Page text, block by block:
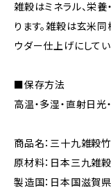
雑穀はミネラル、栄
ります。雑穀は玄米
ウダー仕上げにして
■保存方法
高温・多湿・直射日光
商品名：三十九雑穀
原材料：日本三九雑
製造国：日本国滋賀県